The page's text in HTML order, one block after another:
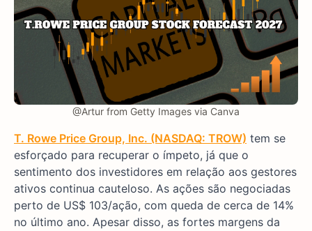
@Artur from Getty Images via Canva
T. Rowe Price Group, Inc. (NASDAQ: TROW) tem se
esforçado para recuperar o ímpeto, já que o
sentimento dos investidores em relação aos gestores
ativos continua cauteloso. As ações são negociadas
perto de US$ 103/ação, com queda de cerca de 14%
no último ano. Apesar disso, as fortes margens da